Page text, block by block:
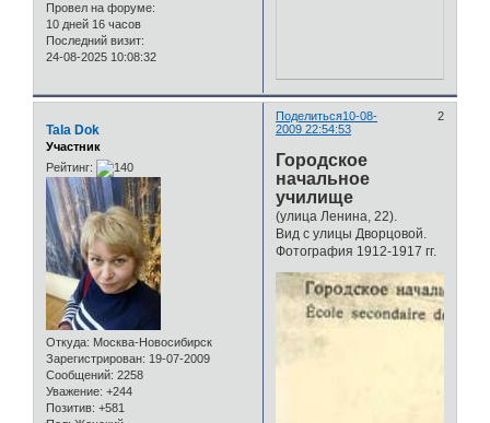
Провел на форуме:
10 дней 16 часов
Последний визит:
24-08-2025 10:08:32
Поделиться 2
10-08-
2009 22:54:53
Tala Dok
Участник
Рейтинг:
Откуда: Москва-Новосибирск
Зарегистрирован: 19-07-2009
Сообщений: 2258
Уважение: +244
Позитив: +581
Городское
начальное
училище
(улица Ленина, 22).
Вид с улицы Дворцовой.
Фотография 1912-1917 гг.